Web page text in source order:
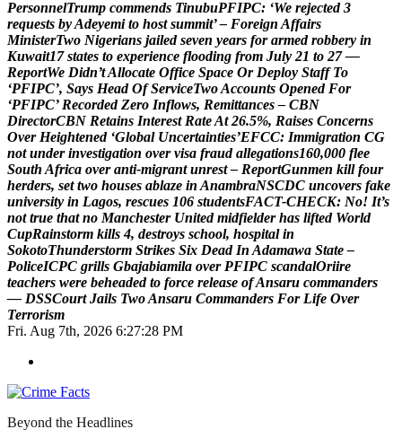
PersonnelTrump commends TinubuPFIPC: ‘We rejected 3
requests byAdeyemi to host summit’ – Foreign Affairs
MinisterTwo Nigerians jailed seven years for armed robbery in
Kuwait17 states to experience flooding from July 21 to 27 —
ReportWe Didn’tAllocate Office Space Or Deploy Staff To
‘PFIPC’, Says Head Of ServiceTwoAccounts Opened For
‘PFIPC’ Recorded Zero Inflows, Remittances – CBN
DirectorCBN Retains Interest RateAt 26.5%, Raises Concerns
Over Heightened ‘Global Uncertainties’EFCC: Immigration CG
not under investigation over visa fraud allegations160,000 flee
South Africa over anti-migrant unrest – ReportGunmen kill four
herders, set two houses ablaze in AnambraNSCDC uncovers fake
university in Lagos, rescues 106 studentsFACT-CHECK: No! It’s
not true that no Manchester United midfielder has lifted World
CupRainstorm kills 4, destroys school, hospital in
SokotoThunderstorm Strikes Six Dead In Adamawa State –
PoliceICPC grills Gbajabiamila over PFIPC scandalOriire
teachers were beheaded to force release ofAnsaru commanders
— DSSCourt Jails TwoAnsaru Commanders For Life Over
Terrorism
Fri. Aug 7th, 2026 6:27:29 PM
Beyond the Headlines